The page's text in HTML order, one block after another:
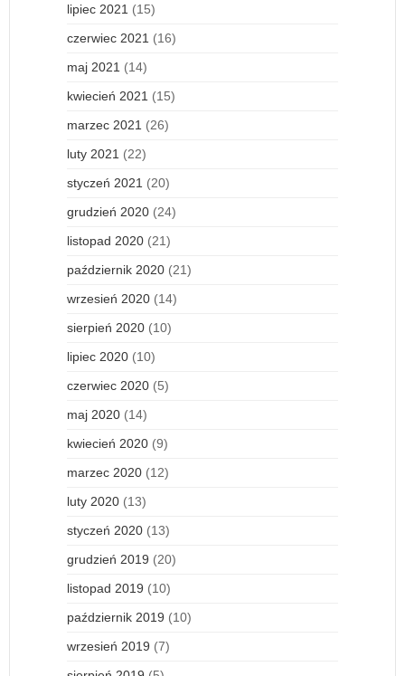
lipiec 2021 (15)
czerwiec 2021 (16)
maj 2021 (14)
kwiecień 2021 (15)
marzec 2021 (26)
luty 2021 (22)
styczeń 2021 (20)
grudzień 2020 (24)
listopad 2020 (21)
październik 2020 (21)
wrzesień 2020 (14)
sierpień 2020 (10)
lipiec 2020 (10)
czerwiec 2020 (5)
maj 2020 (14)
kwiecień 2020 (9)
marzec 2020 (12)
luty 2020 (13)
styczeń 2020 (13)
grudzień 2019 (20)
listopad 2019 (10)
październik 2019 (10)
wrzesień 2019 (7)